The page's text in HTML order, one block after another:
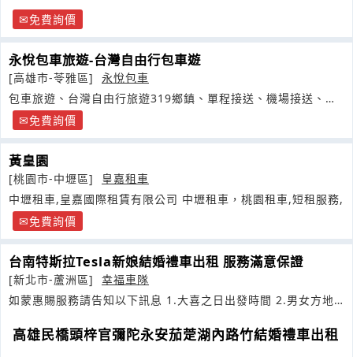
免費詢價
永悅包車旅遊-台灣自由行包車遊
[高雄市-苓雅區]
永悅包車
包車旅遊、台灣自由行旅遊319鄉鎮、單程接送、機場接送、自
由行包車
免費詢價
黃皇園
[桃園市-中壢區]
皇嘉租車
中壢租車,皇嘉國際租賃有限公司 中壢租車，桃園租車,短租服務,
免費詢價
台南特斯拉Tesla新娘結婚禮車出租 服務滿意保證
[新北市-蘆洲區]
幸福車隊
如蒙惠賜服務請告知以下訊息 1.大喜之日出發時間 2.男女方地
高雄民橋頭梓官彌陀永安茄萣湖內路竹結婚禮車出租